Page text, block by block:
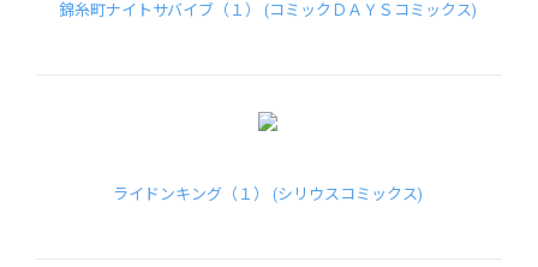
錦糸町ナイトサバイブ（１） (コミックＤＡＹＳコミックス)
ライドンキング（１） (シリウスコミックス)